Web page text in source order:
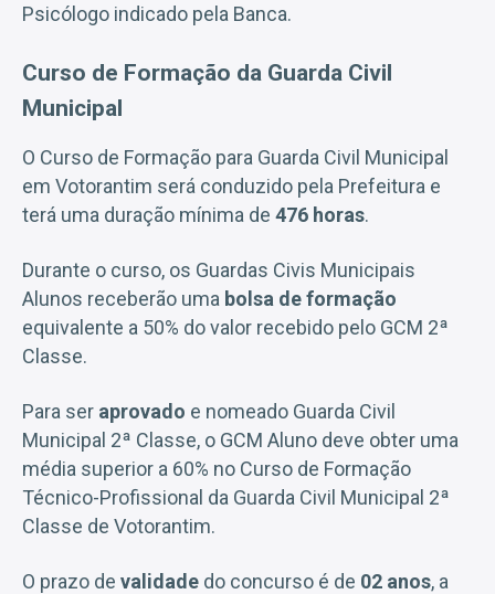
Psicólogo indicado pela Banca.
Curso de Formação da Guarda Civil
Municipal
O Curso de Formação para Guarda Civil Municipal
em Votorantim será conduzido pela Prefeitura e
terá uma duração mínima de 476 horas.
Durante o curso, os Guardas Civis Municipais
Alunos receberão uma bolsa de formação
equivalente a 50% do valor recebido pelo GCM 2ª
Classe.
Para ser aprovado e nomeado Guarda Civil
Municipal 2ª Classe, o GCM Aluno deve obter uma
média superior a 60% no Curso de Formação
Técnico-Profissional da Guarda Civil Municipal 2ª
Classe de Votorantim.
O prazo de validade do concurso é de 02 anos, a